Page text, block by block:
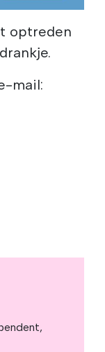
optreden
mail: